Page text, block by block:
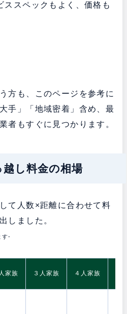
ススペックもよく、価格も
方も、このページを参考に
手」「地域密着」含め、最
者もすぐに見つかります。
し料金の相場
て人数×距離に合わせて料
しました。
す-
家族 ３人家族 ４人家族